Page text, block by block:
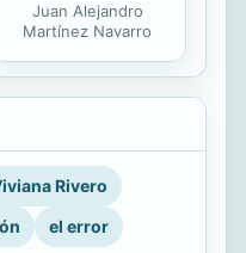
Juan Alejandro
Martínez Navarro
Rivero
el error